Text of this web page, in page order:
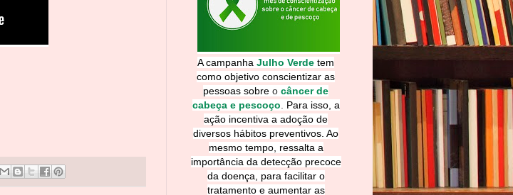
A campanha Julho Verde tem
como objetivo conscientizar as
pessoas sobre o câncer de
cabeça e pescoço
Para isso, a
ação incentiva a adoção de
diversos hábitos preventivos. Ao
mesmo tempo, ressalta a
importância da detecção precoce
da doença, para facilitar o
tratamento e aumentar as